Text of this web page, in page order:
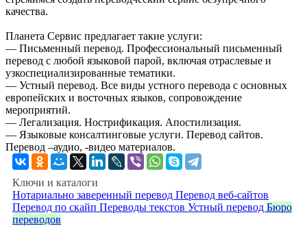
качества.
Планета Сервис предлагает такие услуги:
— Письменный перевод. Профессиональный письменный
перевод с любой языковой парой, включая отраслевые и
узкоспециализированные тематики.
— Устный перевод. Все виды устного перевода с основных
европейских и восточных языков, сопровождение
мероприятий.
— Легализация. Нострификация. Апостилизация.
— Языковые консалтинговые услуги. Перевод сайтов.
Перевод –аудио, -видео материалов.
Ключи и каталоги
Нотариально заверенный перевод Перевод веб-сайтов
Перевод по скайп Переводы текстов Устный перевод Бюро
переводов